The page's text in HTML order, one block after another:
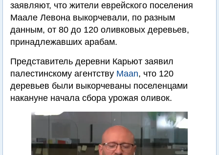
заявляют, что жители еврейского поселения
Маале Левона выкорчевали, по разным
данным, от 80 до 120 оливковых деревьев,
принадлежавших арабам.
Представитель деревни Карьют заявил
палестинскому агентству Maan, что 120
деревьев были выкорчеваны поселенцами
накануне начала сбора урожая оливок.